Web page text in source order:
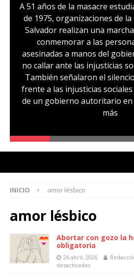
A 51 años de la masacre
de 1975, organizaciones de la
Salvador realizan una
conmemorar a las
asesinadas a manos del
no callar ante las injusticias
También señalaron el
frente a las injusticias
de un gobierno autoritario en
más
INICIO amor lésbico
amor lésbico
Abortar con gozo la
obligatoria
26 abril, 2026
desactivados